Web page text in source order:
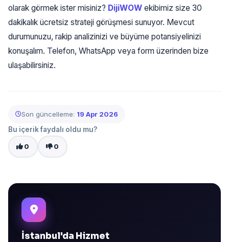
olarak görmek ister misiniz? DijiWOW ekibimiz size 30
dakikalık ücretsiz strateji görüşmesi sunuyor. Mevcut
durumunuzu, rakip analizinizi ve büyüme potansiyelinizi
konuşalım. Telefon, WhatsApp veya form üzerinden bize
ulaşabilirsiniz.
Son güncelleme: 19 Apr 2026
Bu içerik faydalı oldu mu?
0 0
İstanbul'da Hizmet